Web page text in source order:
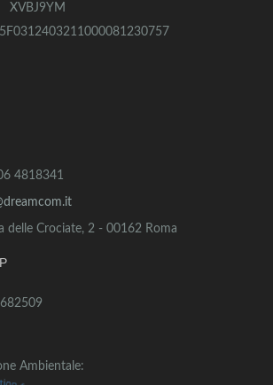
XVBJ9YM
4818341
delle Crociate, 2 - 00162 Roma
Ambientale: